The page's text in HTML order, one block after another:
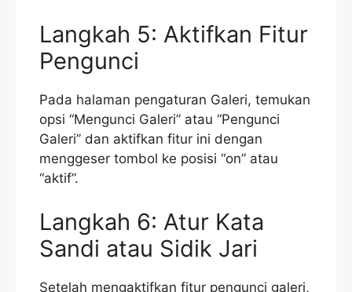
Langkah 5: Aktifkan Fitur
Pengunci
Pada halaman pengaturan Galeri, temukan
opsi “Mengunci Galeri” atau “Pengunci
Galeri” dan aktifkan fitur ini dengan
menggeser tombol ke posisi “on” atau
“aktif”.
Langkah 6: Atur Kata
Sandi atau Sidik Jari
Setelah mengaktifkan fitur pengunci galeri,